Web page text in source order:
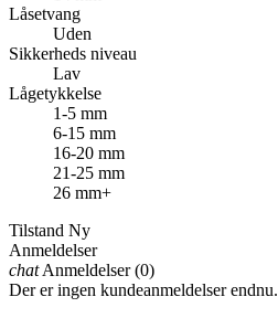
Låsetvang
Uden
Sikkerheds niveau
Lav
Lågetykkelse
1-5 mm
6-15 mm
16-20 mm
21-25 mm
26 mm+
Tilstand Ny
Anmeldelser
chatAnmeldelser (0)
Der er ingen kundeanmeldelser endnu.